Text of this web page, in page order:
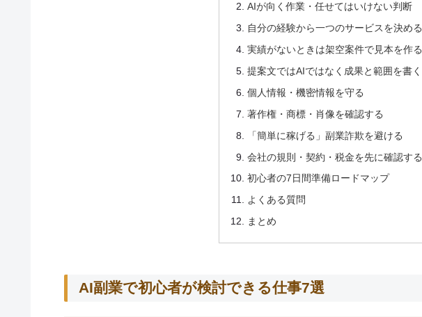
AIが向く作業・任せてはいけない判断
自分の経験から一つのサービスを決める
実績がないときは架空案件で見本を作る
提案文ではAIではなく成果と範囲を書く
個人情報・機密情報を守る
著作権・商標・肖像を確認する
「簡単に稼げる」副業詐欺を避ける
会社の規則・契約・税金を先に確認する
初心者の7日間準備ロードマップ
よくある質問
まとめ
AI副業で初心者が検討できる仕事7選